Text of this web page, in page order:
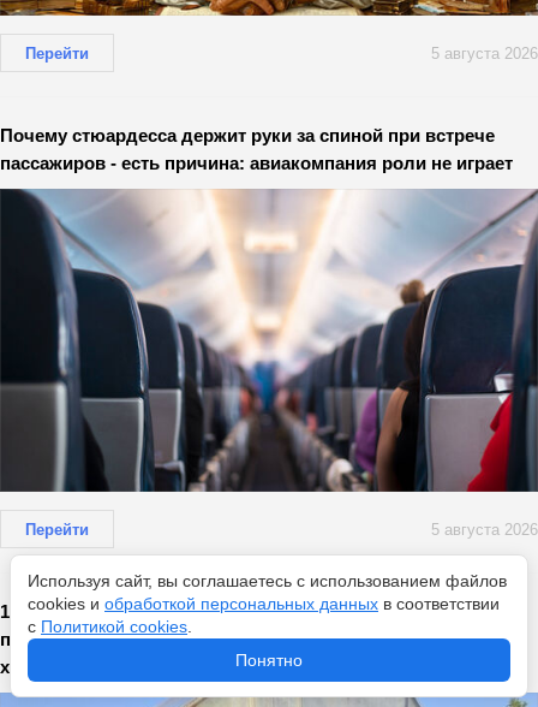
Перейти 5 августа 2026
Почему стюардесса держит руки за спиной при встрече
пассажиров - есть причина: авиакомпания роли не играет
Перейти 5 августа 2026
1 подкормка для большого урожая — опрыскал и забыл о
проблемах: плоды будут расти как оголтелые до самых
холодов
Используя сайт, вы соглашаетесь с использованием файлов
cookies и обработкой персональных данных в соответствии
с Политикой cookies
Понятно